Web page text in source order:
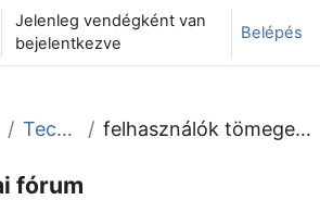
adatok váltása
Jelenleg vendégként van
bejelentkezve
Belépés
Technikai fórum felhasználók tömeges feltöltése és jelszavak kiküldése
fórum